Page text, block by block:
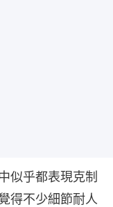
似乎都表現克制
得不少細節耐人